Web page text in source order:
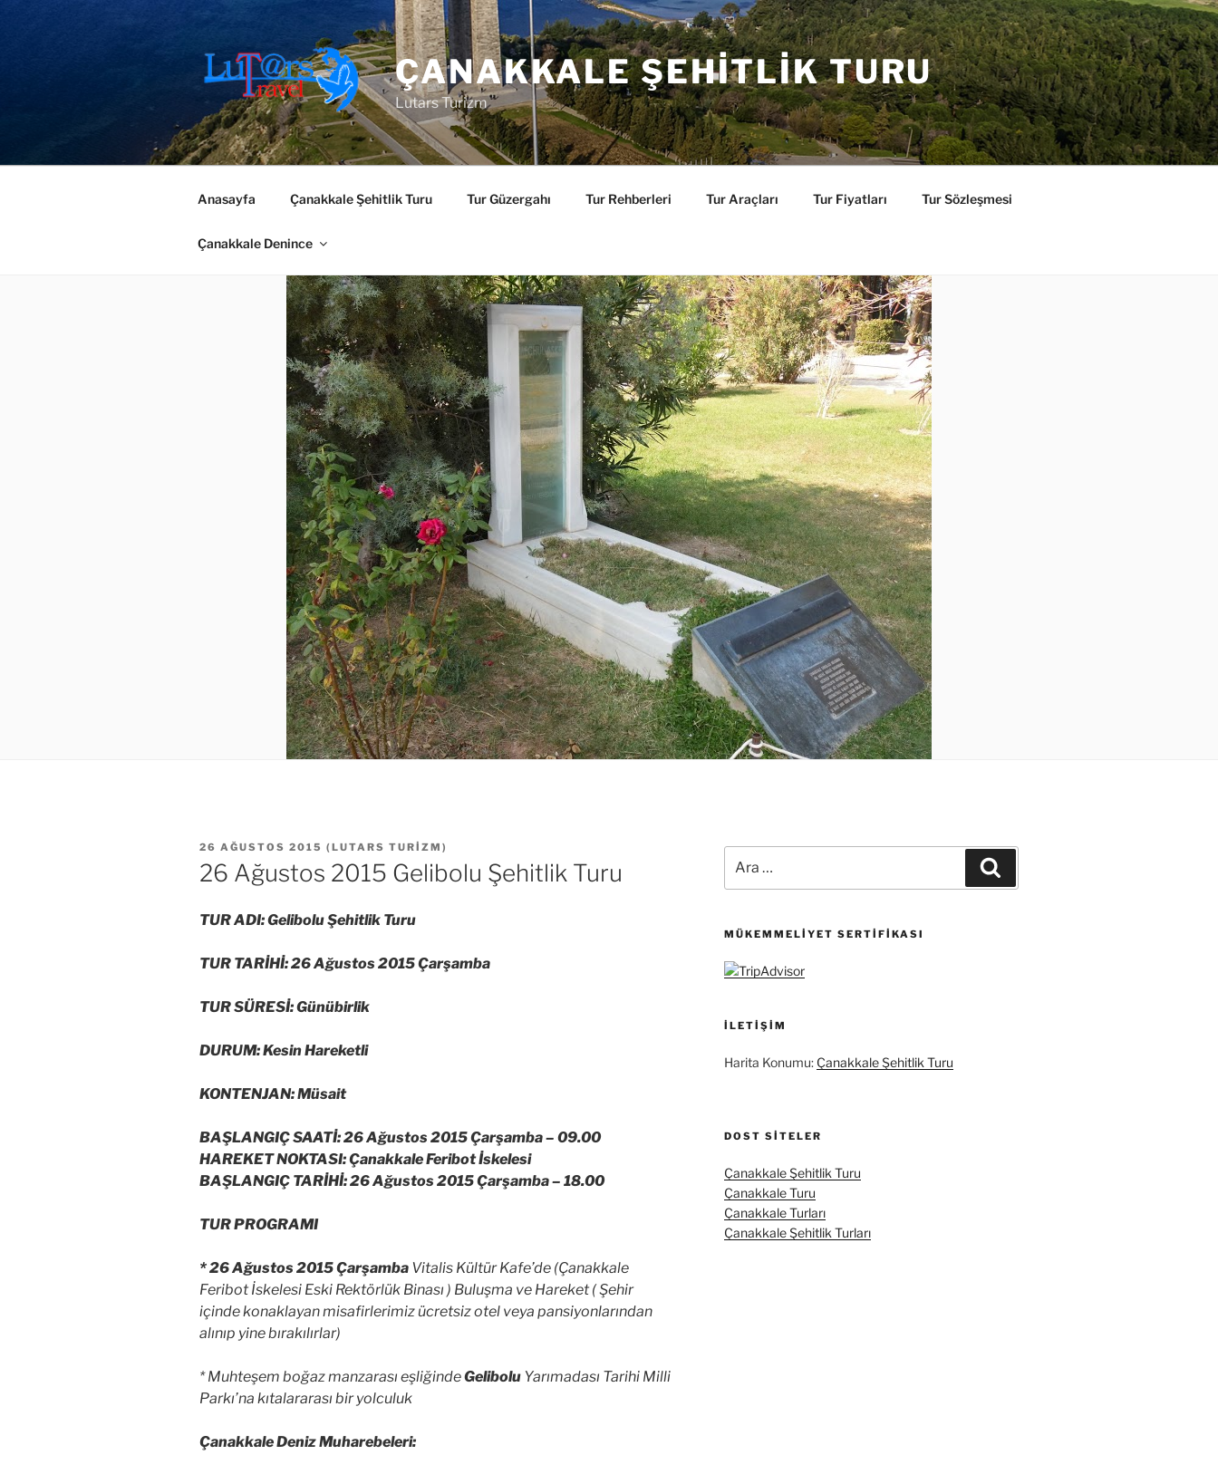
ÇANAKKALE ŞEHITLIK TURU
Lutars Turizm
Anasayfa Çanakkale Şehitlik Turu Tur Güzergahı Tur Rehberleri Tur Araçları Tur Fiyatları Tur Sözleşmesi
Çanakkale Denince
YAYIM
TARIHI
26 AĞUSTOS 2015 ( LUTARS TURIZM )
26 Ağustos 2015 Gelibolu Şehitlik Turu
TUR ADI: Gelibolu Şehitlik Turu
TUR TARİHİ: 26 Ağustos 2015 Çarşamba
TUR SÜRESİ: Günübirlik
DURUM: Kesin Hareketli
KONTENJAN: Müsait
BAŞLANGIÇ SAATİ: 26 Ağustos 2015 Çarşamba – 09.00
HAREKET NOKTASI: Çanakkale Feribot İskelesi
BAŞLANGIÇ TARİHİ: 26 Ağustos 2015 Çarşamba – 18.00
TUR PROGRAMI
* 26 Ağustos 2015 Çarşamba Vitalis Kültür Kafe’de (Çanakkale
Feribot İskelesi Eski Rektörlük Binası ) Buluşma ve Hareket ( Şehir
içinde konaklayan misafirlerimiz ücretsiz otel veya pansiyonlarından
alınıp yine bırakılırlar)
* Muhteşem boğaz manzarası eşliğindeGelibolu Yarımadası Tarihi Milli
Parkı’na kıtalararası bir yolculuk
Çanakkale Deniz Muharebeleri:
MÜKEMMELIYET SERTIFIKASI
İLETIŞIM
Harita Konumu: Çanakkale Şehitlik Turu
DOST SITELER
Çanakkale Şehitlik Turu
Çanakkale Turu
Çanakkale Turları
Çanakkale Şehitlik Turları